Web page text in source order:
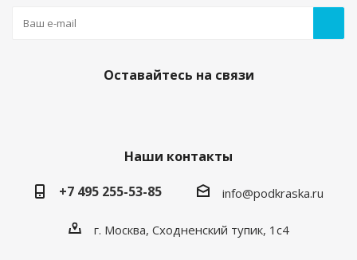
Оставайтесь на связи
Наши контакты
+7 495 255-53-85
info@podkraska.ru
г. Москва, Сходненский тупик, 1с4